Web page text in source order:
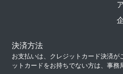
決済方法
お支払いは、クレジットカード決済が
ットカードをお持ちでない方は、事務